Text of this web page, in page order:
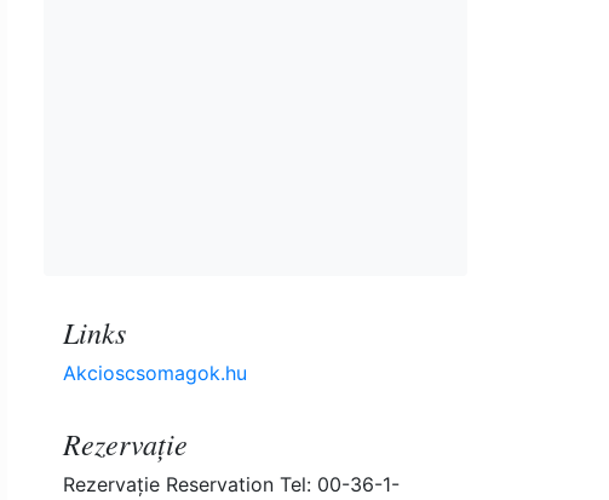
Links
Akcioscsomagok.hu
Rezervaţie
Rezervaţie Reservation Tel: 00-36-1-